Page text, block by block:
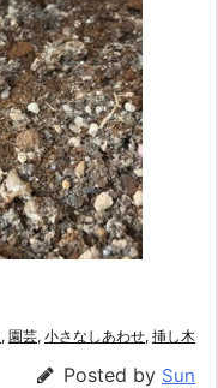
, 園芸, 小さなしあわせ, 挿し木
Posted by Sun